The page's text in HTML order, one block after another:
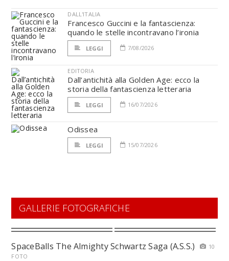
DALL'ITALIA
Francesco Guccini e la fantascienza:
quando le stelle incontravano l’ironia
LEGGI 7/08/2026
EDITORIA
Dall’antichità alla Golden Age: ecco la
storia della fantascienza letteraria
LEGGI 16/07/2026
Odissea
LEGGI 15/07/2026
GALLERIE FOTOGRAFICHE
SpaceBalls The Almighty Schwartz Saga (A.S.S.)
10
FOTO